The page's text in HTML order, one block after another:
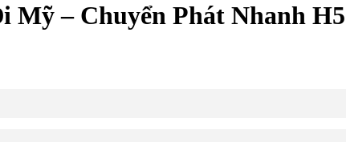
Mỹ – Chuyển Phát Nhanh